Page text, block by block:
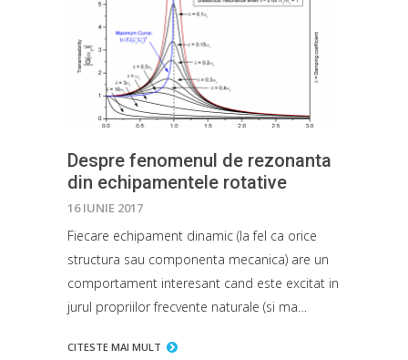
Despre fenomenul de rezonanta
din echipamentele rotative
16 IUNIE 2017
Fiecare echipament dinamic (la fel ca orice
structura sau componenta mecanica) are un
comportament interesant cand este excitat in
jurul propriilor frecvente naturale (si ma…
CITESTE MAI MULT